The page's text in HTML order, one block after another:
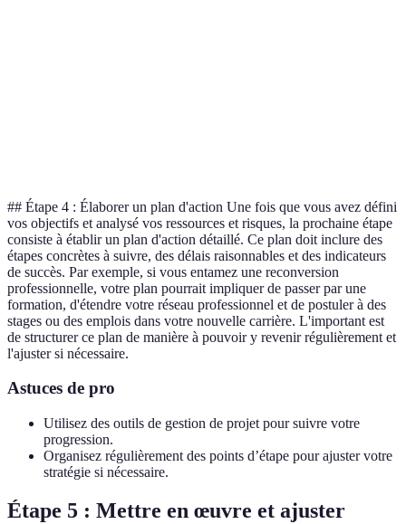
## Étape 4 : Élaborer un plan d'action Une fois que vous avez défini
vos objectifs et analysé vos ressources et risques, la prochaine étape
consiste à établir un plan d'action détaillé. Ce plan doit inclure des
étapes concrètes à suivre, des délais raisonnables et des indicateurs
de succès. Par exemple, si vous entamez une reconversion
professionnelle, votre plan pourrait impliquer de passer par une
formation, d'étendre votre réseau professionnel et de postuler à des
stages ou des emplois dans votre nouvelle carrière. L'important est
de structurer ce plan de manière à pouvoir y revenir régulièrement et
l'ajuster si nécessaire.
Astuces de pro
Utilisez des outils de gestion de projet pour suivre votre
progression.
Organisez régulièrement des points d’étape pour ajuster votre
stratégie si nécessaire.
Étape 5 : Mettre en œuvre et ajuster